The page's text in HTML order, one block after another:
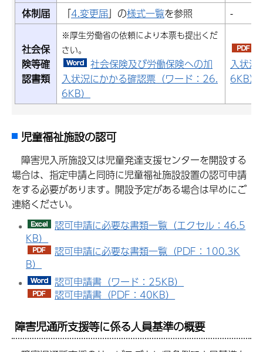
体制届
「4.変更届」の様式一覧を参照 -
社会保
険等確
認書類
※厚生労働省の依頼により本票も提出くだ
さい。
社会保険及び労働保険への加
入状況にかかる確認票（ワード：26.
6KB）
入状況
6KB）
児童福祉施設の認可
障害児入所施設又は児童発達支援センターを開設する
場合は、指定申請と同時に児童福祉施設設置の認可申請
をする必要があります。開設予定がある場合は早めにご
連絡ください。
認可申請に必要な書類一覧（エクセル：46.5
KB）
認可申請に必要な書類一覧（PDF：100.3K
B）
認可申請書（ワード：25KB）
認可申請書（PDF：40KB）
障害児通所支援等に係る人員基準の概要